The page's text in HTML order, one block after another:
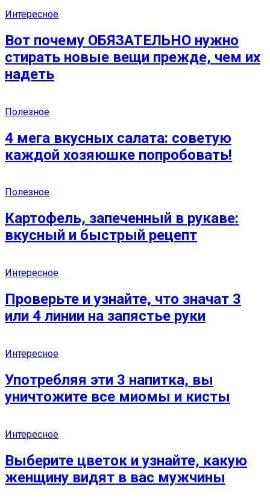
Интересное
Вот почему ОБЯЗАТЕЛЬНО нужно
стирать новые вещи прежде, чем их
надеть
Полезное
4 мега вкусных салата: советую
каждой хозяюшке попробовать!
Полезное
Картофель, запеченный в рукаве:
вкусный и быстрый рецепт
Интересное
Проверьте и узнайте, что значат 3
или 4 линии на запястье руки
Интересное
Употребляя эти 3 напитка, вы
уничтожите все миомы и кисты
Интересное
Выберите цветок и узнайте, какую
женщину видят в вас мужчины